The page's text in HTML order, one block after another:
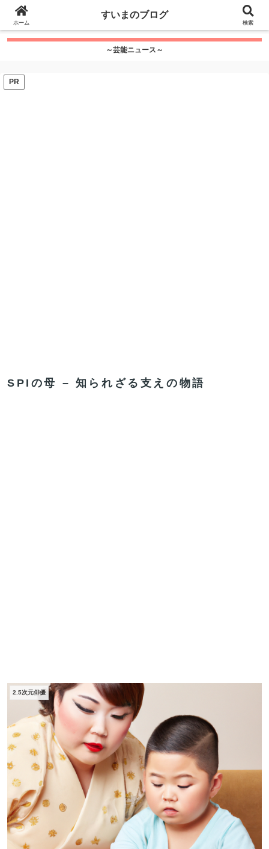
google.com, pub-7115624674097404, DIRECT,
f08c47fec0942fa0
～芸能ニュース～
PR
SPIの母 – 知られざる支えの物語
2.5次元俳優
ホーム
すいまのブログ
検索